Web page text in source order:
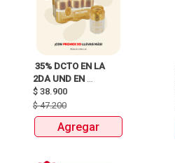
35% DCTO EN LA
2DA UND EN
CERVEZA CLUB
COLOMBIA 330 ML
LATA X 6 UNIDADES
ANTES:$47.200
$ 38.900
$47.200
Agregar